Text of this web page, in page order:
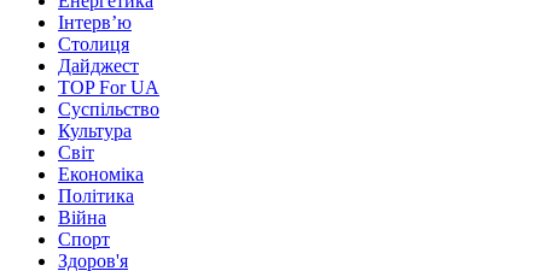
Інтерв’ю
Столиця
Дайджест
TOP For UA
Суспiльство
Культура
Світ
Економіка
Політика
Війна
Спорт
Здоров'я